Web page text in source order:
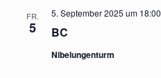
FR.
5 BC
5. September 2025 um 18:00
Nibelungenturm